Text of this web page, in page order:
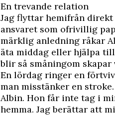
En trevande relation
Jag flyttar hemifrån
ansvaret som ofrivillig
märklig anledning råkar
äta middag eller hjälpa
blir så småningom
En lördag ringer en
man misstänker en
Albin. Hon får inte tag i
hemma. Jag berättar att